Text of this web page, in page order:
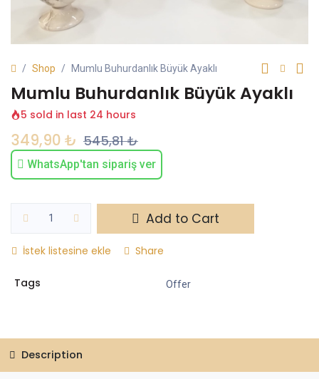
Shop Mumlu Buhurdanlık Büyük Ayaklı
Mumlu Buhurdanlık Büyük Ayaklı
5 sold in last 24 hours
349,90 ₺ 545,81₺
WhatsApp'tan sipariş ver
Add to Cart
İstek listesine ekle Share
Tags Offer
Description